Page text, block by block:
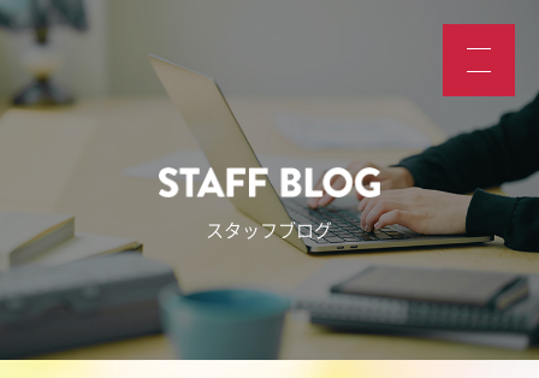
スタッフブログ